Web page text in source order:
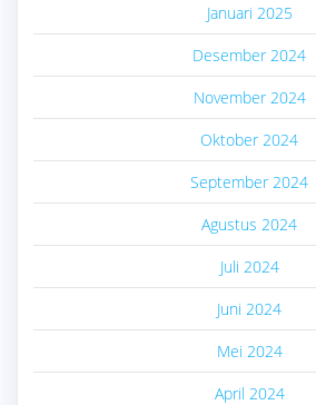
Januari 2025
Desember 2024
November 2024
Oktober 2024
September 2024
Agustus 2024
Juli 2024
Juni 2024
Mei 2024
April 2024